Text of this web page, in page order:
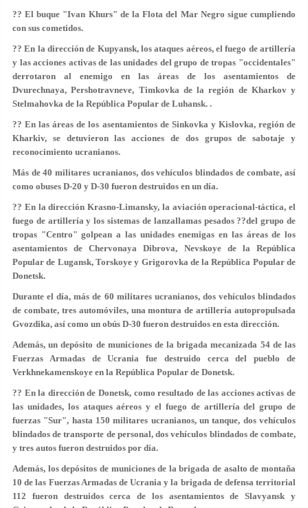
?? El buque "Ivan Khurs" de la Flota del Mar Negro sigue cumpliendo
con sus cometidos.
?? En la dirección de Kupyansk, los ataques aéreos, el fuego de artillería
y las acciones activas de las unidades del grupo de tropas "occidentales"
derrotaron al enemigo en las áreas de los asentamientos de
Dvurechnaya, Pershotravneve, Timkovka de la región de Kharkov y
Stelmahovka de la República Popular de Luhansk. .
?? En las áreas de los asentamientos de Sinkovka y Kislovka, región de
Kharkiv, se detuvieron las acciones de dos grupos de sabotaje y
reconocimiento ucranianos.
Más de 40 militares ucranianos, dos vehículos blindados de combate, así
como obuses D-20 y D-30 fueron destruidos en un día.
?? En la dirección Krasno-Limansky, la aviación operacional-táctica, el
fuego de artillería y los sistemas de lanzallamas pesados ??del grupo de
tropas "Centro" golpean a las unidades enemigas en las áreas de los
asentamientos de Chervonaya Dibrova, Nevskoye de la República
Popular de Lugansk, Torskoye y Grigorovka de la República Popular de
Donetsk.
Durante el día, más de 60 militares ucranianos, dos vehículos blindados
de combate, tres automóviles, una montura de artillería autopropulsada
Gvozdika, así como un obús D-30 fueron destruidos en esta dirección.
Además, un depósito de municiones de la brigada mecanizada 54 de las
Fuerzas Armadas de Ucrania fue destruido cerca del pueblo de
Verkhnekamenskoye en la República Popular de Donetsk.
?? En la dirección de Donetsk, como resultado de las acciones activas de
las unidades, los ataques aéreos y el fuego de artillería del grupo de
fuerzas "Sur", hasta 150 militares ucranianos, un tanque, dos vehículos
blindados de transporte de personal, dos vehículos blindados de combate,
y tres autos fueron destruidos por día.
Además, los depósitos de municiones de la brigada de asalto de montaña
10 de las Fuerzas Armadas de Ucrania y la brigada de defensa territorial
112 fueron destruidos cerca de los asentamientos de Slavyansk y